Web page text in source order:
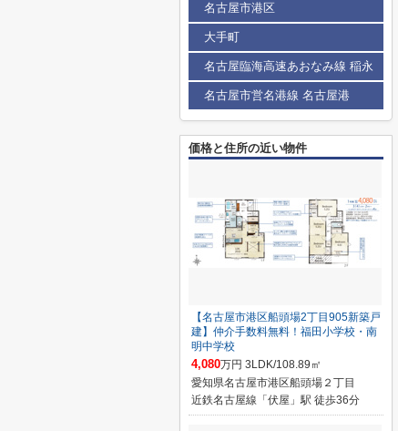
名古屋市港区
大手町
名古屋臨海高速あおなみ線 稲永
名古屋市営名港線 名古屋港
価格と住所の近い物件
【名古屋市港区船頭場2丁目905新築戸
建】仲介手数料無料！福田小学校・南
明中学校
4,080万円 3LDK/108.89㎡
愛知県名古屋市港区船頭場２丁目
近鉄名古屋線「伏屋」駅 徒歩36分